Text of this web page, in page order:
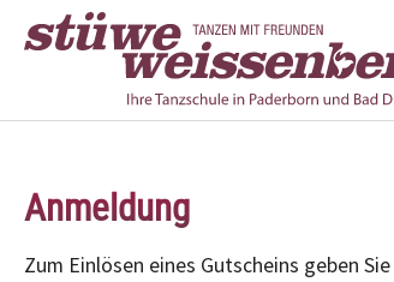
Anmeldung
Zum Einlösen eines Gutscheins geben